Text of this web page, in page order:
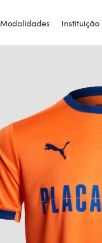
Modalidades Instituição